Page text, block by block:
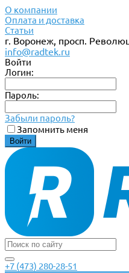
О компании
Оплата и доставка
Статьи
г. Воронеж, просп.
info@radtek.ru
Войти
Логин:
Пароль:
Забыли пароль?
Запомнить меня
+7 (473) 280-28-51